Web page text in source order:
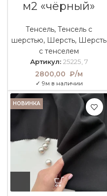
м2 «чёрный»
Тенсель,Тенсель с
шерстью, Шерсть, Шерсть
с тенселем
Артикул: 25225, 7
2800,00 ₽/м
✓ 9м в наличии
НОВИНКА